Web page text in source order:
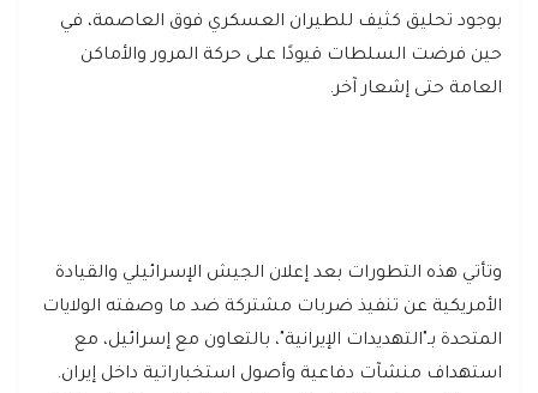
بوجود تحليق كثيف للطيران العسكري فوق العاصمة، في
حين فرضت السلطات قيودًا على حركة المرور والأماكن
العامة حتى إشعار آخر.
وتأتي هذه التطورات بعد إعلان الجيش الإسرائيلي والقيادة
الأمريكية عن تنفيذ ضربات مشتركة ضد ما وصفته الولايات
المتحدة بـ"التهديدات الإيرانية"، بالتعاون مع إسرائيل، مع
استهداف منشآت دفاعية وأصول استخباراتية داخل إيران.